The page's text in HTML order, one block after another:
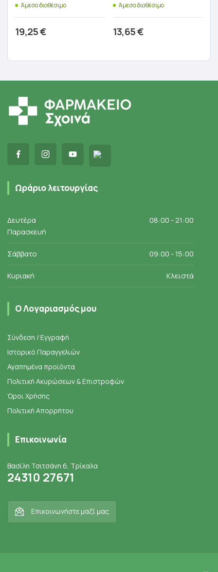
Άμεσα διαθέσιμο
19,25€
Άμεσα διαθέσιμο
13,65€
Ωράριο λειτουργίας
Δευτέρα
Παρασκευή
08:00 - 21:00
Σάββατο 09:00 - 15:00
Κυριακή Κλειστά
Ο Λογαριασμός μου
Σύνδεση / Εγγραφή
Ιστορικό Παραγγελιών
Αγαπημένα προϊόντα
Πολιτική Ακυρώσεων & Επιστροφών
Όροι Χρήσης
Πολιτική Απορρήτου
Επικοινωνία
Βασίλη Τσιτσάνη 6, Τρίκαλα
24310 27671
Επικοινωνήστε μαζί μας